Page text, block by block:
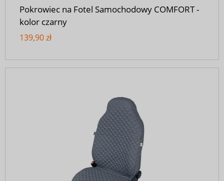
Pokrowiec na Fotel Samochodowy COMFORT -
kolor czarny
139,90 zł